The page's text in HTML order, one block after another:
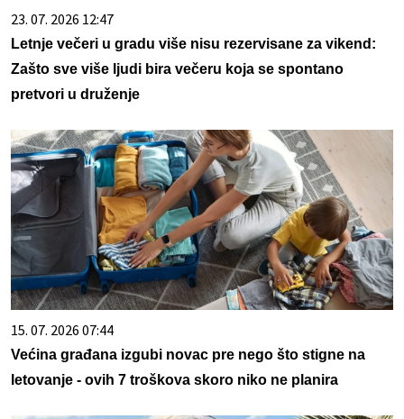
23. 07. 2026 12:47
Letnje večeri u gradu više nisu rezervisane za vikend:
Zašto sve više ljudi bira večeru koja se spontano
pretvori u druženje
15. 07. 2026 07:44
Većina građana izgubi novac pre nego što stigne na
letovanje - ovih 7 troškova skoro niko ne planira